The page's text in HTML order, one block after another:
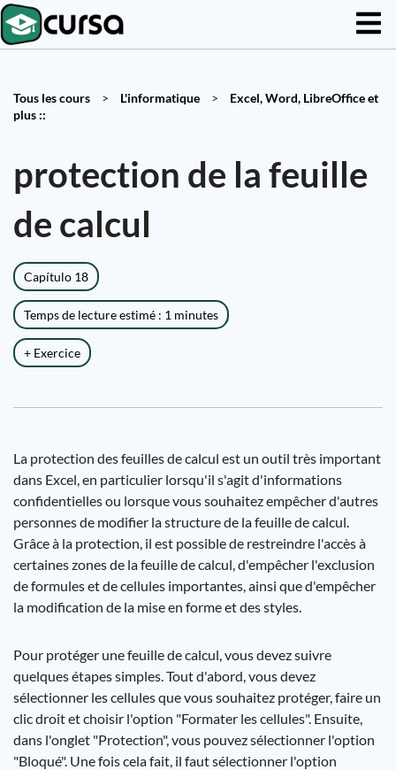
Tous les cours > L'informatique >
Excel, Word, LibreOffice et
plus ::
protection de la feuille
de calcul
Capítulo 18
Temps de lecture estimé : 1 minutes
+ Exercice
La protection des feuilles de calcul est un outil très important
dans Excel, en particulier lorsqu'il s'agit d'informations
confidentielles ou lorsque vous souhaitez empêcher d'autres
personnes de modifier la structure de la feuille de calcul.
Grâce à la protection, il est possible de restreindre l'accès à
certaines zones de la feuille de calcul, d'empêcher l'exclusion
de formules et de cellules importantes, ainsi que d'empêcher
la modification de la mise en forme et des styles.
Pour protéger une feuille de calcul, vous devez suivre
quelques étapes simples. Tout d'abord, vous devez
sélectionner les cellules que vous souhaitez protéger, faire un
clic droit et choisir l'option "Formater les cellules". Ensuite,
dans l'onglet "Protection", vous pouvez sélectionner l'option
"Bloqué". Une fois cela fait, il faut sélectionner l'option